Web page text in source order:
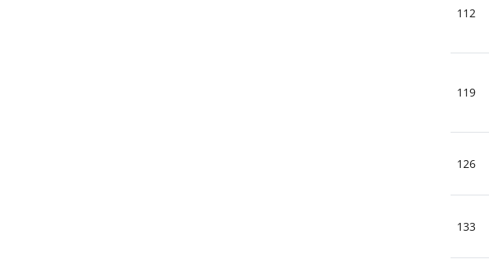
112
119
126
133